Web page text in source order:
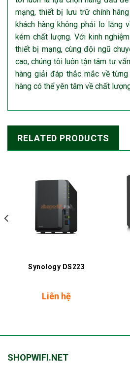
mạng, thiết bị lưu trữ chính
khách hàng không phải lo lắng
kém chất lượng. Với kinh
thiết bị mạng, cùng đội ngũ
cao, chúng tôi luôn tận tâm tư
hàng giải đáp thắc mắc về
hàng có thể yên tâm về chất
RELATED PRODUCTS
Synology DS223
Liên hệ
SHOPWIFI.NET